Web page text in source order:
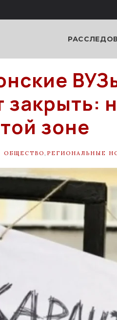
закрыть:
зоне
ОБЩЕСТВО РЕГИОНАЛЬНЫЕ